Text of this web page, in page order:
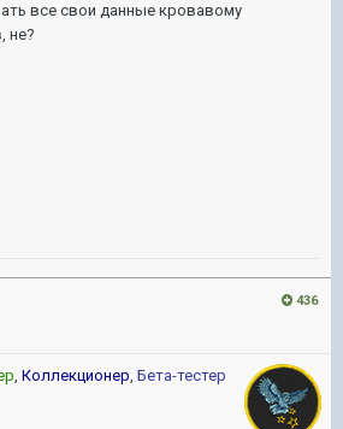
все свои данные кровавому
не?
436
, Коллекционер, Бета-тестер